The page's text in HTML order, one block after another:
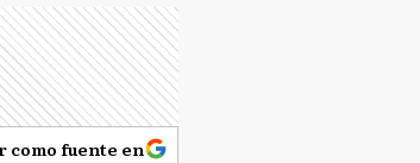
como fuente en